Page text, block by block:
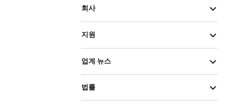
회사
지원
업계 뉴스
법률